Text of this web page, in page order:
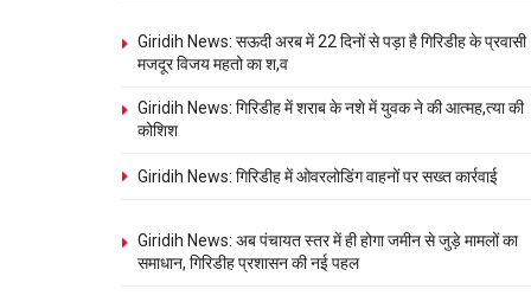
Giridih News: सऊदी अरब में 22 दिनों से पड़ा है गिरिडीह के प्रवासी
मजदूर विजय महतो का श,व
Giridih News: गिरिडीह में शराब के नशे में युवक ने की आत्मह,त्या की
कोशिश
Giridih News: गिरिडीह में ओवरलोडिंग वाहनों पर सख्त कार्रवाई
Giridih News: अब पंचायत स्तर में ही होगा जमीन से जुड़े मामलों का
समाधान, गिरिडीह प्रशासन की नई पहल